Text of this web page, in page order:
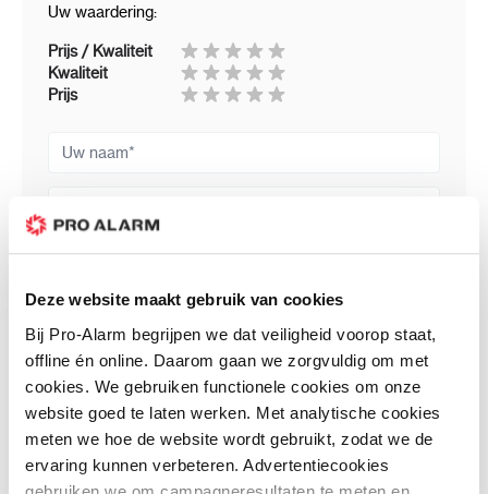
Deze website maakt gebruik van cookies
Bij Pro-Alarm begrijpen we dat veiligheid voorop staat,
offline én online. Daarom gaan we zorgvuldig om met
cookies. We gebruiken functionele cookies om onze
website goed te laten werken. Met analytische cookies
meten we hoe de website wordt gebruikt, zodat we de
ervaring kunnen verbeteren. Advertentiecookies
Uw waardering:
Prijs / Kwaliteit
Kwaliteit
Prijs
Uw naam
Samenvatting
Review
Review versturen
Bijbehorende producten